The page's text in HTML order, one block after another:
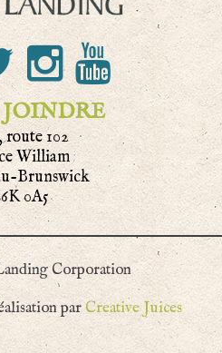
route 102
William
Brunswick
0A5
Corporation
par Creative Juices